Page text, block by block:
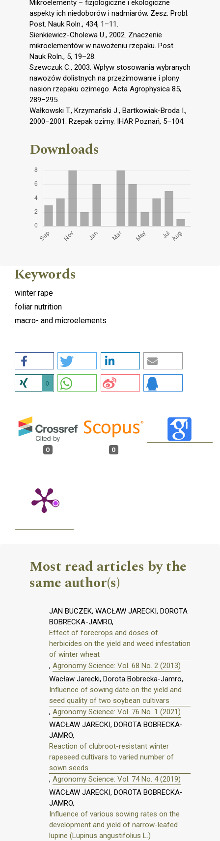
Mikroelementy – fizjologiczne i ekologiczne
aspekty ich niedoborów i nadmiarów. Zesz. Probl.
Post. Nauk Roln., 434, 1–11.
Sienkiewicz-Cholewa U., 2002. Znaczenie
mikroelementów w nawożeniu rzepaku. Post.
Nauk Roln., 5, 19–28.
Szewczuk C., 2003. Wpływ stosowania wybranych
nawozów dolistnych na przezimowanie i plony
nasion rzepaku ozimego. Acta Agrophysica 85,
289–295.
Wałkowski T., Krzymański J., Bartkowiak-Broda I.,
2000–2001. Rzepak ozimy. IHAR Poznań, 5–104.
Downloads
Keywords
winter rape
foliar nutrition
macro- and microelements
0
0 0
Most read articles by the
same author(s)
JAN BUCZEK, WACŁAW JARECKI, DOROTA
BOBRECKA-JAMRO,
Effect of forecrops and doses of
herbicides on the yield and weed infestation
of winter wheat
, Agronomy Science: Vol. 68 No. 2 (2013)
Wacław Jarecki, Dorota Bobrecka-Jamro,
Influence of sowing date on the yield and
seed quality of two soybean cultivars
, Agronomy Science: Vol. 76 No. 1 (2021)
WACŁAW JARECKI, DOROTA BOBRECKA-
JAMRO,
Reaction of clubroot-resistant winter
rapeseed cultivars to varied number of
sown seeds
, Agronomy Science: Vol. 74 No. 4 (2019)
WACŁAW JARECKI, DOROTA BOBRECKA-
JAMRO,
Influence of various sowing rates on the
development and yield of narrow-leafed
lupine (Lupinus angustifolius L.)